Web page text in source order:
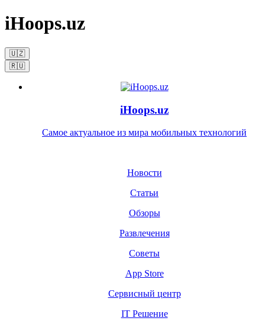
iHoops.uz
🇺🇿
🇷🇺
iHoops.uz
Самое актуальное из мира мобильных технологий
Новости
Статьи
Обзоры
Развлечения
Советы
App Store
Сервисный центр
IT Решение